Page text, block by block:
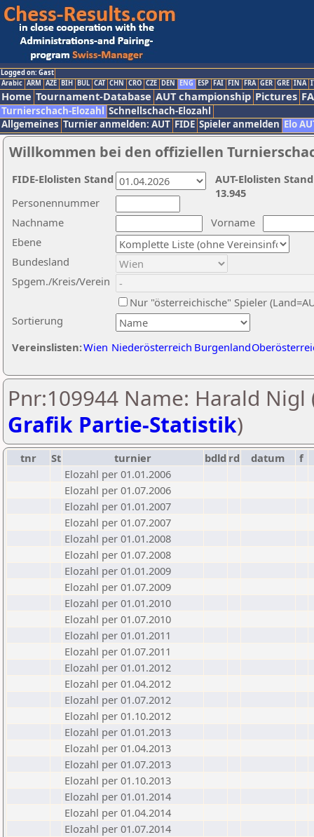
Logged on: Gast
Arabic ARM AZE BIH BUL CAT CHN CRO CZE DEN ENG ESP FAI FIN FRA GER GRE INA
Home Tournament-Database AUT championship Pictures
Turnierschach-Elozahl Schnellschach-Elozahl
Allgemeines Turnier anmelden: AUT FIDE Spieler anmelden Elo
Willkommen bei den offiziellen
Nachname
Vorname
Ebene
Sortierung
Personennummer
Bundesland
Spgem./Kreis/Verein
Nur "österreichische" Spieler
Vereinslisten:Wien Niederösterreich Burgenland
AUT-Elolisten
13.945
FIDE-Elolisten Stand
Pnr:109944 Name: Harald Nigl
Grafik Partie-Statistik)
tnr St turnier bdld rd datum
f
Elozahl per 01.01.2006
Elozahl per 01.07.2006
Elozahl per 01.01.2007
Elozahl per 01.07.2007
Elozahl per 01.01.2008
Elozahl per 01.07.2008
Elozahl per 01.01.2009
Elozahl per 01.07.2009
Elozahl per 01.01.2010
Elozahl per 01.07.2010
Elozahl per 01.01.2011
Elozahl per 01.07.2011
Elozahl per 01.01.2012
Elozahl per 01.04.2012
Elozahl per 01.07.2012
Elozahl per 01.10.2012
Elozahl per 01.01.2013
Elozahl per 01.04.2013
Elozahl per 01.07.2013
Elozahl per 01.10.2013
Elozahl per 01.01.2014
Elozahl per 01.04.2014
Elozahl per 01.07.2014